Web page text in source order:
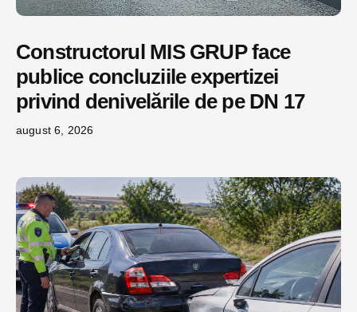
Constructorul MIS GRUP face
publice concluziile expertizei
privind denivelările de pe DN 17
august 6, 2026